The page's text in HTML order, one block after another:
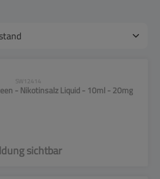
SW12414
- Nikotinsalz Liquid - 10ml - 20mg
sichtbar